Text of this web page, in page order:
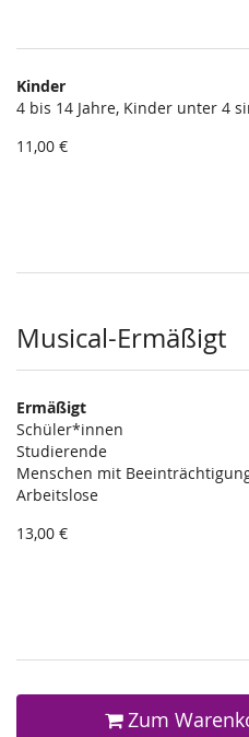
Kinder
4 bis 14 Jahre, Kinder unter 4
11,00 €
Musical-Ermäßigt
Ermäßigt
Schüler*innen
Studierende
Menschen mit
Arbeitslose
13,00 €
Zum